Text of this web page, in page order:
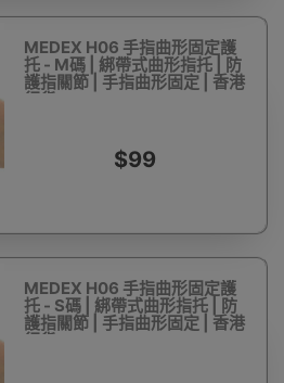
MEDEX H06 手指曲形固定護
托 - M碼 | 綁帶式曲形指托 | 防
護指關節 | 手指曲形固定 | 香港
行貨
$99
MEDEX H06 手指曲形固定護
托 - S碼 | 綁帶式曲形指托 | 防
護指關節 | 手指曲形固定 | 香港
行貨